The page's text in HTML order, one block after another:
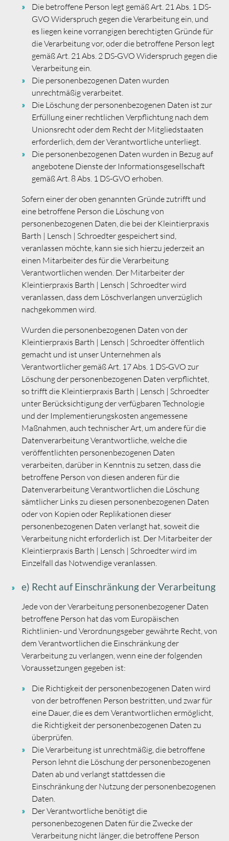
Die betroffene Person legt gemäß Art. 21 Abs. 1 DS-
GVO Widerspruch gegen die Verarbeitung ein, und
es liegen keine vorrangigen berechtigten Gründe für
die Verarbeitung vor, oder die betroffene Person legt
gemäß Art. 21 Abs. 2 DS-GVO Widerspruch gegen die
Verarbeitung ein.
Die personenbezogenen Daten wurden
unrechtmäßig verarbeitet.
Die Löschung der personenbezogenen Daten ist zur
Erfüllung einer rechtlichen Verpflichtung nach dem
Unionsrecht oder dem Recht der Mitgliedstaaten
erforderlich, dem der Verantwortliche unterliegt.
Die personenbezogenen Daten wurden in Bezug auf
angebotene Dienste der Informationsgesellschaft
gemäß Art. 8 Abs. 1 DS-GVO erhoben.
Sofern einer der oben genannten Gründe zutrifft und
eine betroffene Person die Löschung von
personenbezogenen Daten, die bei der Kleintierpraxis
Barth | Lensch | Schroedter gespeichert sind,
veranlassen möchte, kann sie sich hierzu jederzeit an
einen Mitarbeiter des für die Verarbeitung
Verantwortlichen wenden. Der Mitarbeiter der
Kleintierpraxis Barth | Lensch | Schroedter wird
veranlassen, dass dem Löschverlangen unverzüglich
nachgekommen wird.
Wurden die personenbezogenen Daten von der
Kleintierpraxis Barth | Lensch | Schroedter öffentlich
gemacht und ist unser Unternehmen als
Verantwortlicher gemäß Art. 17 Abs. 1 DS-GVO zur
Löschung der personenbezogenen Daten verpflichtet,
so trifft die Kleintierpraxis Barth | Lensch | Schroedter
unter Berücksichtigung der verfügbaren Technologie
und der Implementierungskosten angemessene
Maßnahmen, auch technischer Art, um andere für die
Datenverarbeitung Verantwortliche, welche die
veröffentlichten personenbezogenen Daten
verarbeiten, darüber in Kenntnis zu setzen, dass die
betroffene Person von diesen anderen für die
Datenverarbeitung Verantwortlichen die Löschung
sämtlicher Links zu diesen personenbezogenen Daten
oder von Kopien oder Replikationen dieser
personenbezogenen Daten verlangt hat, soweit die
Verarbeitung nicht erforderlich ist. Der Mitarbeiter der
Kleintierpraxis Barth | Lensch | Schroedter wird im
Einzelfall das Notwendige veranlassen.
e) Recht auf Einschränkung der Verarbeitung
Jede von der Verarbeitung personenbezogener Daten
betroffene Person hat das vom Europäischen
Richtlinien- und Verordnungsgeber gewährte Recht, von
dem Verantwortlichen die Einschränkung der
Verarbeitung zu verlangen, wenn eine der folgenden
Voraussetzungen gegeben ist:
Die Richtigkeit der personenbezogenen Daten wird
von der betroffenen Person bestritten, und zwar für
eine Dauer, die es dem Verantwortlichen ermöglicht,
die Richtigkeit der personenbezogenen Daten zu
überprüfen.
Die Verarbeitung ist unrechtmäßig, die betroffene
Person lehnt die Löschung der personenbezogenen
Daten ab und verlangt stattdessen die
Einschränkung der Nutzung der personenbezogenen
Daten.
Der Verantwortliche benötigt die
personenbezogenen Daten für die Zwecke der
Verarbeitung nicht länger, die betroffene Person